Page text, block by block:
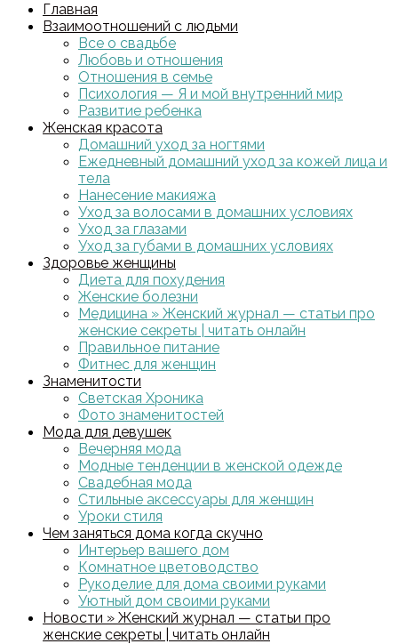
Главная
Взаимоотношений с людьми
Все о свадьбе
Любовь и отношения
Отношения в семье
Психология — Я и мой внутренний мир
Развитие ребенка
Женская красота
Домашний уход за ногтями
Ежедневный домашний уход за кожей лица и
тела
Нанесение макияжа
Уход за волосами в домашних условиях
Уход за глазами
Уход за губами в домашних условиях
Здоровье женщины
Диета для похудения
Женские болезни
Медицина » Женский журнал — статьи про
женские секреты | читать онлайн
Правильное питание
Фитнес для женщин
Знаменитости
Светская Хроника
Фото знаменитостей
Мода для девушек
Вечерняя мода
Модные тенденции в женской одежде
Свадебная мода
Стильные аксессуары для женщин
Уроки стиля
Чем заняться дома когда скучно
Интерьер вашего дом
Комнатное цветоводство
Рукоделие для дома своими руками
Уютный дом своими руками
Новости » Женский журнал — статьи про
женские секреты | читать онлайн